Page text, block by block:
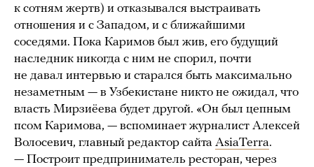
к сотням жертв) и отказывался выстраивать
отношения и с Западом, и с ближайшими
соседями. Пока Каримов был жив, его будущий
наследник никогда с ним не спорил, почти
не давал интервью и старался быть максимально
незаметным — в Узбекистане никто не ожидал, что
власть Мирзиёева будет другой. «Он был цепным
псом Каримова, — вспоминает журналист Алексей
Волосевич, главный редактор сайта AsiaTerra.
— Построит предприниматель ресторан, через